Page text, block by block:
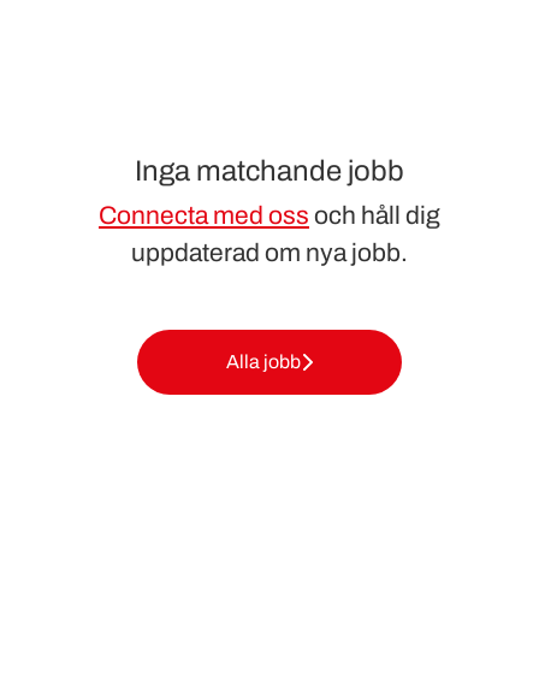
Inga matchande jobb
Connecta med oss och håll dig
uppdaterad om nya jobb.
Alla jobb